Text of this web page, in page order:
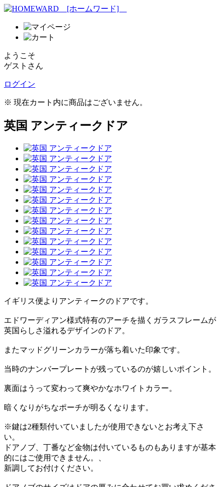
ようこそ
ゲストさん
ログイン
※ 現在カート内に商品はございません。
英国 アンティークドア
イギリス便よりアンティークのドアです。
エドワーディアン様式特有のアーチを描くガラスフレームが
英国らしさ溢れるデザインのドア。
またマッドグリーンカラーが落ち着いた印象です。
当時のナンバープレートが残っているのが嬉しいポイント。
裏面はうって変わって爽やかなホワイトカラー。
暗くなりがちなポーチが明るくなります。
※鍵は2種類付いていましたが使用できないとお考え下さ
い。
ドアノブ、丁番など金物は付いているものもありますが基本
的にはご使用できません。、
新調してお付けください。